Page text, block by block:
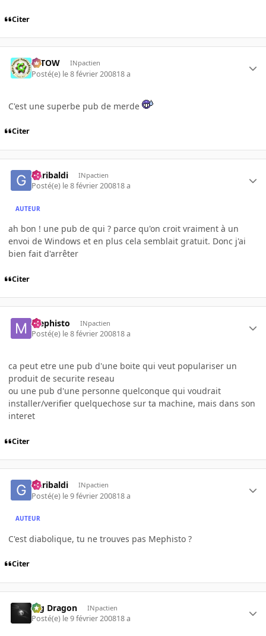
Citer
toTOW INpactien
Posté(e) le 8 février 200818 a
C'est une superbe pub de merde
Citer
Garibaldi INpactien
Posté(e) le 8 février 200818 a
AUTEUR
ah bon ! une pub de qui ? parce qu'on croit vraiment à un
envoi de Windows et en plus cela semblait gratuit. Donc j'ai
bien fait d'arrêter
Citer
Mephisto INpactien
Posté(e) le 8 février 200818 a
ca peut etre une pub d'une boite qui veut populariser un
produit de securite reseau
ou une pub d'une personne quelconque qui voudrait
installer/verifier quelquechose sur ta machine, mais dans son
interet
Citer
Garibaldi INpactien
Posté(e) le 9 février 200818 a
AUTEUR
C'est diabolique, tu ne trouves pas Mephisto ?
Citer
Big Dragon INpactien
Posté(e) le 9 février 200818 a